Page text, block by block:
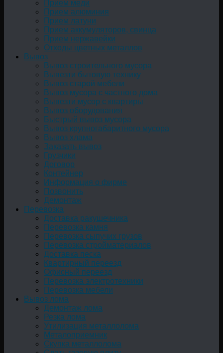
Прием меди
Прием алюминия
Прием латуни
Прием аккумуляторов, свинца
Прием нержавейки
Отходы цветных металлов
Вывоз
Вывоз строительного мусора
Вывезти бытовую технику
Вывоз старой мебели
Вывоз мусора с частного дома
Вывезти мусор с квартиры
Вывоз оборудования
Быстрый вывоз мусора
Вывоз крупногабаритного мусора
Вывоз хлама
Заказать вывоз
Грузчики
Договор
Контейнер
Информация о фирме
Позвонить
Демонтаж
Перевозка
Доставка ракушечника
Перевозка камня
Перевозка сыпучих грузов
Перевозка стройматериалов
Доставка песка
Квартирный переезд
Офисный переезд
Перевозка электротехники
Перевозка мебели
Вывоз лома
Демонтаж лома
Резка лома
Утилизация металлолома
Металоприемник
Скупка металлолома